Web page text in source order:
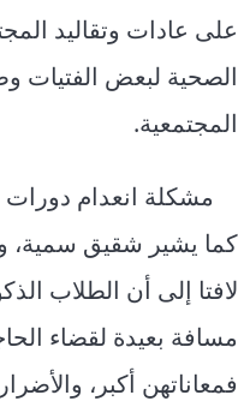
على عادات وتقاليد
الصحية لبعض الفتيات
المجتمعية.
مشكلة انعدام دورات
كما يشير شقيق سمية،
لافتا إلى أن الطلاب
مسافة بعيدة لقضاء
فمعاناتهن أكبر،